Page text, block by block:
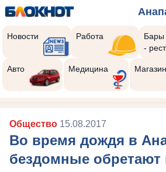
Новости Работа
Бары
-
Авто Медицина
Общество 15.08.2017
Во время дождя в
бездомные обретают